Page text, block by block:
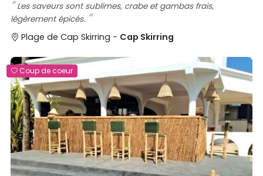
Les saveurs sont sublimes, crabe et gambas frais,
légèrement épicés.
Plage de Cap Skirring - Cap Skirring
Coup de coeur